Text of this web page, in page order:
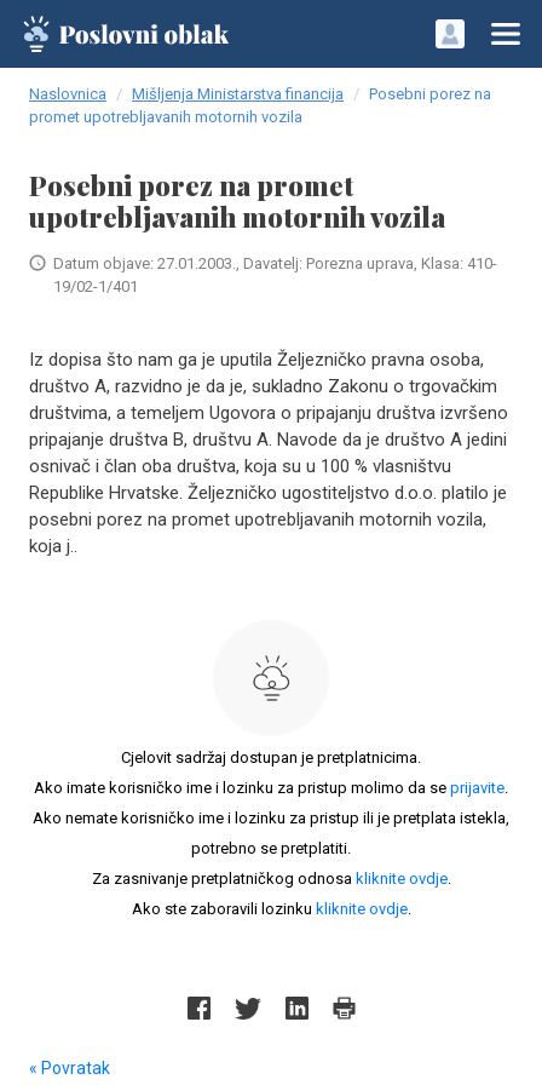
Naslovnica Mišljenja Ministarstva financija
Posebni porez na
promet upotrebljavanih motornih vozila
Posebni porez na promet
upotrebljavanih motornih vozila
Datum objave: 27.01.2003., Davatelj: Porezna uprava, Klasa: 410-
19/02-1/401
Iz dopisa što nam ga je uputila Željezničko pravna osoba,
društvo A, razvidno je da je, sukladno Zakonu o trgovačkim
društvima, a temeljem Ugovora o pripajanju društva izvršeno
pripajanje društva B, društvu A. Navode da je društvo A jedini
osnivač i član oba društva, koja su u 100 % vlasništvu
Republike Hrvatske. Željezničko ugostiteljstvo d.o.o. platilo je
posebni porez na promet upotrebljavanih motornih vozila,
koja j..
Cjelovit sadržaj dostupan je pretplatnicima.
Ako imate korisničko ime i lozinku za pristup molimo da se prijavite.
Ako nemate korisničko ime i lozinku za pristup ili je pretplata istekla,
potrebno se pretplatiti.
Za zasnivanje pretplatničkog odnosa kliknite ovdje.
Ako ste zaboravili lozinku kliknite ovdje.
« Povratak